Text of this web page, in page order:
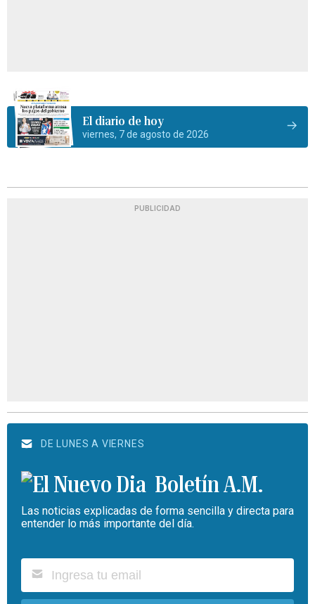
El diario de hoy
viernes, 7 de agosto de 2026
PUBLICIDAD
DE LUNES A VIERNES
Boletín A.M.
Las noticias explicadas de forma sencilla y directa para
entender lo más importante del día.